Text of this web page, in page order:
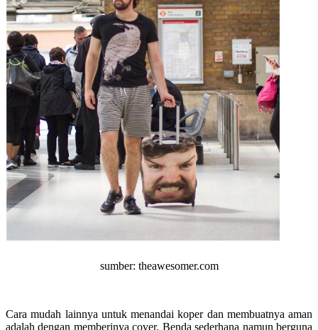
sumber: theawesomer.com
Cara mudah lainnya untuk menandai koper dan membuatnya aman
adalah dengan memberinya cover. Benda sederhana namun berguna